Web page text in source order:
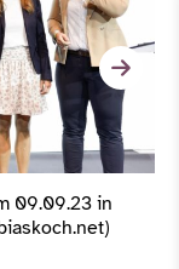
09.09.23 in